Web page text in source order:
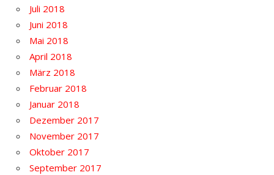
Juli 2018
Juni 2018
Mai 2018
April 2018
März 2018
Februar 2018
Januar 2018
Dezember 2017
November 2017
Oktober 2017
September 2017